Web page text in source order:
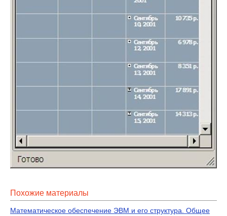
Похожие материалы
Математическое обеспечение ЭВМ и его структура. Общее